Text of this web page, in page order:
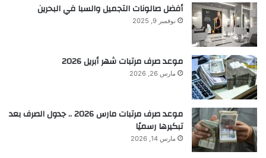
أفضل صالونات التجميل والسبا في البحرين
نوفمبر 9, 2025
موعد صرف مرتبات شهر أبريل 2026
مارس 26, 2026
موعد صرف مرتبات مارس 2026 .. جدول الصرف بعد
تبكيرها رسميًا
مارس 14, 2026